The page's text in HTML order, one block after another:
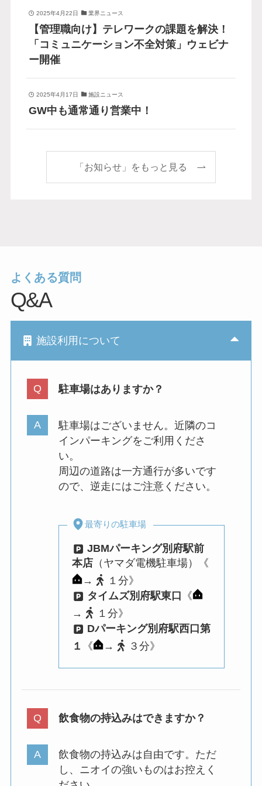
2025年4月22日 業界ニュース
【管理職向け】テレワークの課題を解決！
「コミュニケーション不全対策」ウェビナ
ー開催
2025年4月17日 施設ニュース
GW中も通常通り営業中！
「お知らせ」をもっと見る
よくある質問
Q&A
施設利用について
駐車場はありますか？
駐車場はございません。近隣のコ
インパーキングをご利用くださ
い。
周辺の道路は一方通行が多いです
ので、逆走にはご注意ください。
最寄りの駐車場
JBMパーキング別府駅前
本店（ヤマダ電機駐車場）《
→
１分》
タイムズ別府駅東口
《
→
１分》
Dパーキング別府駅西口第
１
《 → ３分》
飲食物の持込みはできますか？
飲食物の持込みは自由です。ただ
し、ニオイの強いものはお控えく